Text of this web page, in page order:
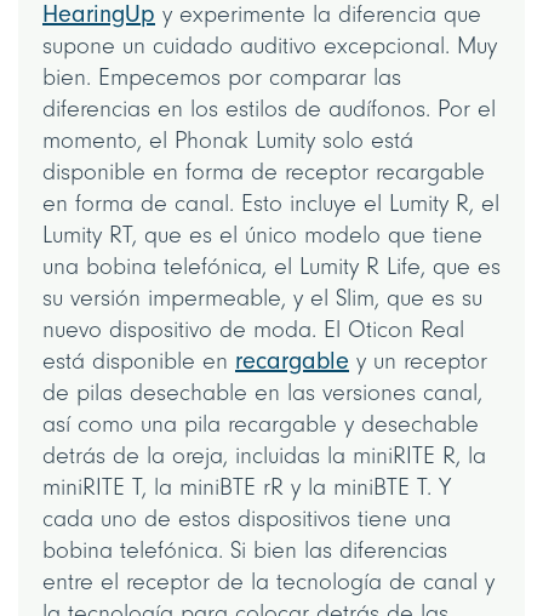
HearingUp y experimente la diferencia que
supone un cuidado auditivo excepcional. Muy
bien. Empecemos por comparar las
diferencias en los estilos de audífonos. Por el
momento, el Phonak Lumity solo está
disponible en forma de receptor recargable
en forma de canal. Esto incluye el Lumity R, el
Lumity RT, que es el único modelo que tiene
una bobina telefónica, el Lumity R Life, que es
su versión impermeable, y el Slim, que es su
nuevo dispositivo de moda. El Oticon Real
está disponible en recargable y un receptor
de pilas desechable en las versiones canal,
así como una pila recargable y desechable
detrás de la oreja, incluidas la miniRITE R, la
miniRITE T, la miniBTE rR y la miniBTE T. Y
cada uno de estos dispositivos tiene una
bobina telefónica. Si bien las diferencias
entre el receptor de la tecnología de canal y